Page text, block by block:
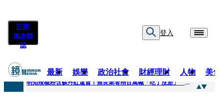
訂閱
紙本雜
誌
登入
最新 娛樂 政治社會 財經理財 人物 美
快訊
明知辣椒粉含蘇丹紅還賣！無良業者撈百萬喊「吃了沒差」 法官打臉判6月不准緩刑